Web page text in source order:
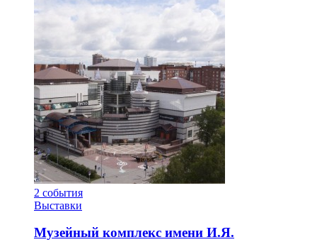
2 события
Выставки
Музейный комплекс имени И.Я.